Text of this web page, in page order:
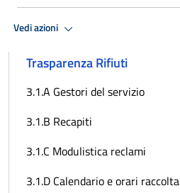
Vedi azioni
Trasparenza Rifiuti
3.1.A Gestori del servizio
3.1.B Recapiti
3.1.C Modulistica reclami
3.1.D Calendario e orari raccolta